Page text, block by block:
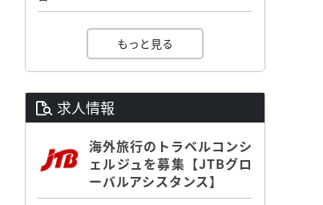
もっと見る
求人情報
海外旅行のトラベルコンシ
ェルジュを募集【JTBグロ
ーバルアシスタンス】